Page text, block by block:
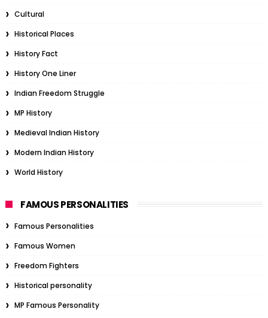
Cultural
Historical Places
History Fact
History One Liner
Indian Freedom Struggle
MP History
Medieval Indian History
Modern Indian History
World History
FAMOUS PERSONALITIES
Famous Personalities
Famous Women
Freedom Fighters
Historical personality
MP Famous Personality